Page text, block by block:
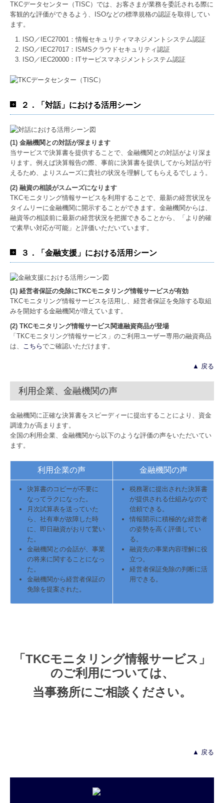
TKCデータセンター（TISC）では、お客さまが業務を委託される際に
客観的な評価ができるよう、ISOなどの標準規格の認証を取得してい
ます。
ISO／IEC27001：情報セキュリティマネジメントシステム認証
ISO／IEC27017：ISMSクラウドセキュリティ認証
ISO／IEC20000：ITサービスマネジメントシステム認証
２．「対話」における活用シーン
(1) 金融機関との対話が深まります
当サービスで決算書を提供することで、金融機関との対話がより深ま
ります。例えば決算報告の際、事前に決算書を提供してから対話が行
えるため、よりスムーズに貴社の状況を理解してもらえるでしょう。
(2) 融資の相談がスムーズになります
TKCモニタリング情報サービスを利用することで、最新の経営状況を
タイムリーに金融機関に開示することができます。金融機関からは、
融資等の相談前に最新の経営状況を把握できることから、「より的確
で素早い対応が可能」と評価いただいています。
３．「金融支援」における活用シーン
(1) 経営者保証の免除にTKCモニタリング情報サービスが有効
TKCモニタリング情報サービスを活用し、経営者保証を免除する取組
みを開始する金融機関が増えています。
(2) TKCモニタリング情報サービス関連融資商品が登場
「TKCモニタリング情報サービス」のご利用ユーザー専用の融資商品
は、
こちらでご確認いただけます。
▲ 戻る
利用企業、金融機関の声
金融機関に正確な決算書をスピーディーに提出することにより、資金
調達力が高まります。
全国の利用企業、金融機関から以下のような評価の声をいただいてい
ます。
利用企業の声 金融機関の声
決算書のコピーが不要に
なってラクになった。
月次試算表を送っていた
ら、社有車が故障した時
に、即日融資がおりて驚い
た。
金融機関との会話が、事業
の将来に関することになっ
た。
金融機関から経営者保証の
免除を提案された。
税務署に提出された決算書
が提供される仕組みなので
信頼できる。
情報開示に積極的な経営者
の姿勢を高く評価してい
る。
融資先の事業内容理解に役
立つ。
経営者保証免除の判断に活
用できる。
「TKCモニタリング情報サービス」
のご利用については、
当事務所にご相談ください。
▲ 戻る